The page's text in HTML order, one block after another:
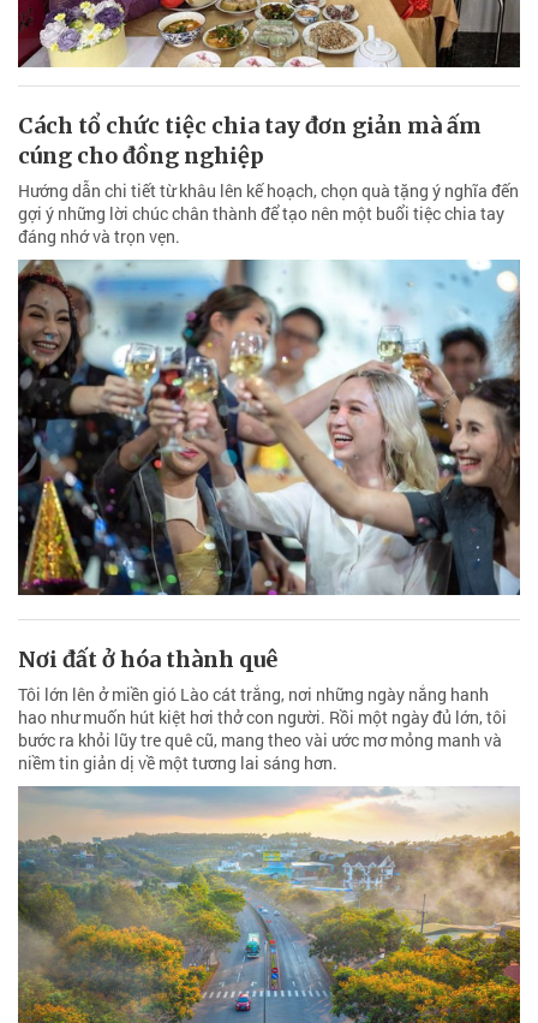
Cách tổ chức tiệc chia tay đơn giản mà ấm
cúng cho đồng nghiệp
Hướng dẫn chi tiết từ khâu lên kế hoạch, chọn quà tặng ý nghĩa đến
gợi ý những lời chúc chân thành để tạo nên một buổi tiệc chia tay
đáng nhớ và trọn vẹn.
Nơi đất ở hóa thành quê
Tôi lớn lên ở miền gió Lào cát trắng, nơi những ngày nắng hanh
hao như muốn hút kiệt hơi thở con người. Rồi một ngày đủ lớn, tôi
bước ra khỏi lũy tre quê cũ, mang theo vài ước mơ mỏng manh và
niềm tin giản dị về một tương lai sáng hơn.